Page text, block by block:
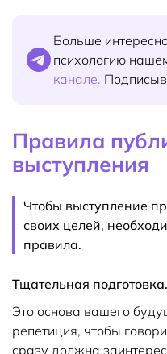
Больше
психологию
канале.
Правила
выступления
Чтобы выступление
своих целей,
правила.
Тщательная подготовка.
Это основа вашего
репетиция, чтобы
сразу должна